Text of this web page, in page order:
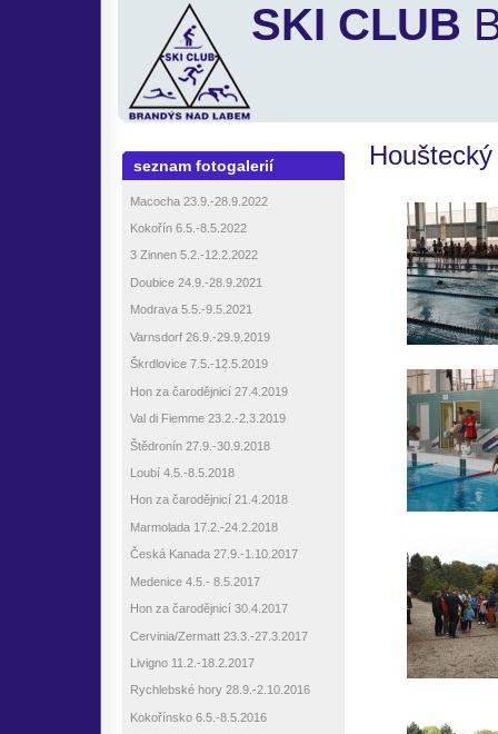
SKI CLUB
seznam fotogalerií
Macocha 23.9.-28.9.2022
Kokořín 6.5.-8.5.2022
3 Zinnen 5.2.-12.2.2022
Doubice 24.9.-28.9.2021
Modrava 5.5.-9.5.2021
Varnsdorf 26.9.-29.9.2019
Škrdlovice 7.5.-12.5.2019
Hon za čarodějnicí 27.4.2019
Val di Fiemme 23.2.-2.3.2019
Štědronín 27.9.-30.9.2018
Loubí 4.5.-8.5.2018
Hon za čarodějnicí 21.4.2018
Marmolada 17.2.-24.2.2018
Česká Kanada 27.9.-1.10.2017
Medenice 4.5.- 8.5.2017
Hon za čarodějnicí 30.4.2017
Cervinia/Zermatt 23.3.-27.3.2017
Livigno 11.2.-18.2.2017
Rychlebské hory 28.9.-2.10.2016
Kokořínsko 6.5.-8.5.2016